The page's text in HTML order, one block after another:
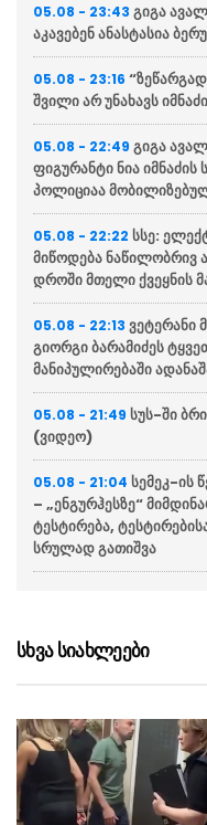
05.08 - 23:43 გიგა
აკავებენ ანასტასია
05.08 - 23:16
შვილი არ უნახავს
05.08 - 22:49 გიგა
ფიგურანტი ნია
პოლიციაა
05.08 - 22:22 სსე:
მიწოდება ნაწილობრივ
დროში მთელი ქვეყნის
05.08 - 22:13 ვეტერანი
გიორგი ბარამიძეს
მანიპულირებაში
05.08 - 21:49 სუს-ში
(ვიდეო)
05.08 - 21:04 სემეკ-ის
– „ენგურჰესზე“
ტესტირება,
სრულად გათიშვა
რწმუნებულის, ზაალ
გარდაცვალების გამო”
ელექტროენერგია არ
05.08 - 20:04“შენი
გაჭირვება თუ უფრო
მიგაჩნია, ვიდრე
სხვა სიახლეები